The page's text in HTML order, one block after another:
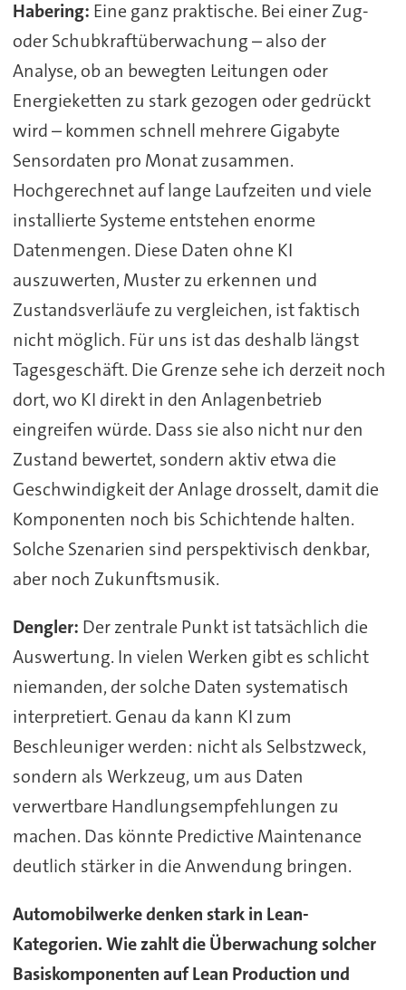
Habering: Eine ganz praktische. Bei einer Zug-
oder Schubkraftüberwachung – also der
Analyse, ob an bewegten Leitungen oder
Energieketten zu stark gezogen oder gedrückt
wird – kommen schnell mehrere Gigabyte
Sensordaten pro Monat zusammen.
Hochgerechnet auf lange Laufzeiten und viele
installierte Systeme entstehen enorme
Datenmengen. Diese Daten ohne KI
auszuwerten, Muster zu erkennen und
Zustandsverläufe zu vergleichen, ist faktisch
nicht möglich. Für uns ist das deshalb längst
Tagesgeschäft. Die Grenze sehe ich derzeit noch
dort, wo KI direkt in den Anlagenbetrieb
eingreifen würde. Dass sie also nicht nur den
Zustand bewertet, sondern aktiv etwa die
Geschwindigkeit der Anlage drosselt, damit die
Komponenten noch bis Schichtende halten.
Solche Szenarien sind perspektivisch denkbar,
aber noch Zukunftsmusik.
Dengler: Der zentrale Punkt ist tatsächlich die
Auswertung. In vielen Werken gibt es schlicht
niemanden, der solche Daten systematisch
interpretiert. Genau da kann KI zum
Beschleuniger werden: nicht als Selbstzweck,
sondern als Werkzeug, um aus Daten
verwertbare Handlungsempfehlungen zu
machen. Das könnte Predictive Maintenance
deutlich stärker in die Anwendung bringen.
Automobilwerke denken stark in Lean-
Kategorien. Wie zahlt die Überwachung solcher
Basiskomponenten auf Lean Production und